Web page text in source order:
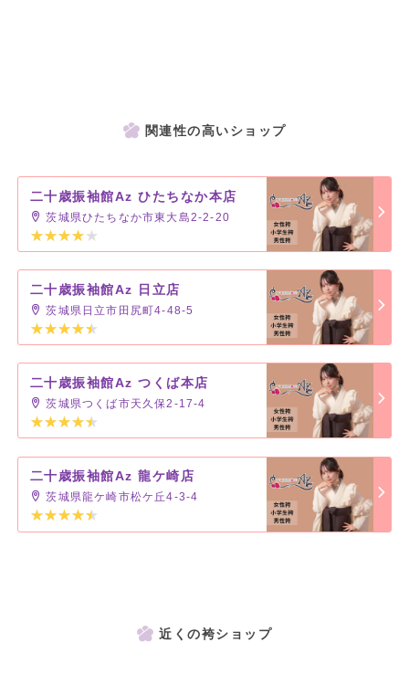
関連性の高いショップ
二十歳振袖館Az ひたちなか本店
茨城県ひたちなか市東大島2-2-20
二十歳振袖館Az 日立店
茨城県日立市田尻町4-48-5
二十歳振袖館Az つくば本店
茨城県つくば市天久保2-17-4
二十歳振袖館Az 龍ケ崎店
茨城県龍ケ崎市松ケ丘4-3-4
近くの袴ショップ